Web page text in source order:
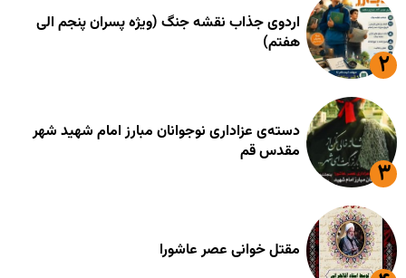
اردوی جذاب نقشه جنگ (ویژه پسران پنجم الی
هفتم)
دسته‌ی عزاداری نوجوانان مبارز امام شهید شهر
مقدس قم
مقتل خوانی عصر عاشورا